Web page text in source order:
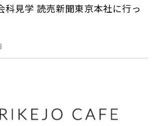
科見学 読売新聞東京本社に行っ